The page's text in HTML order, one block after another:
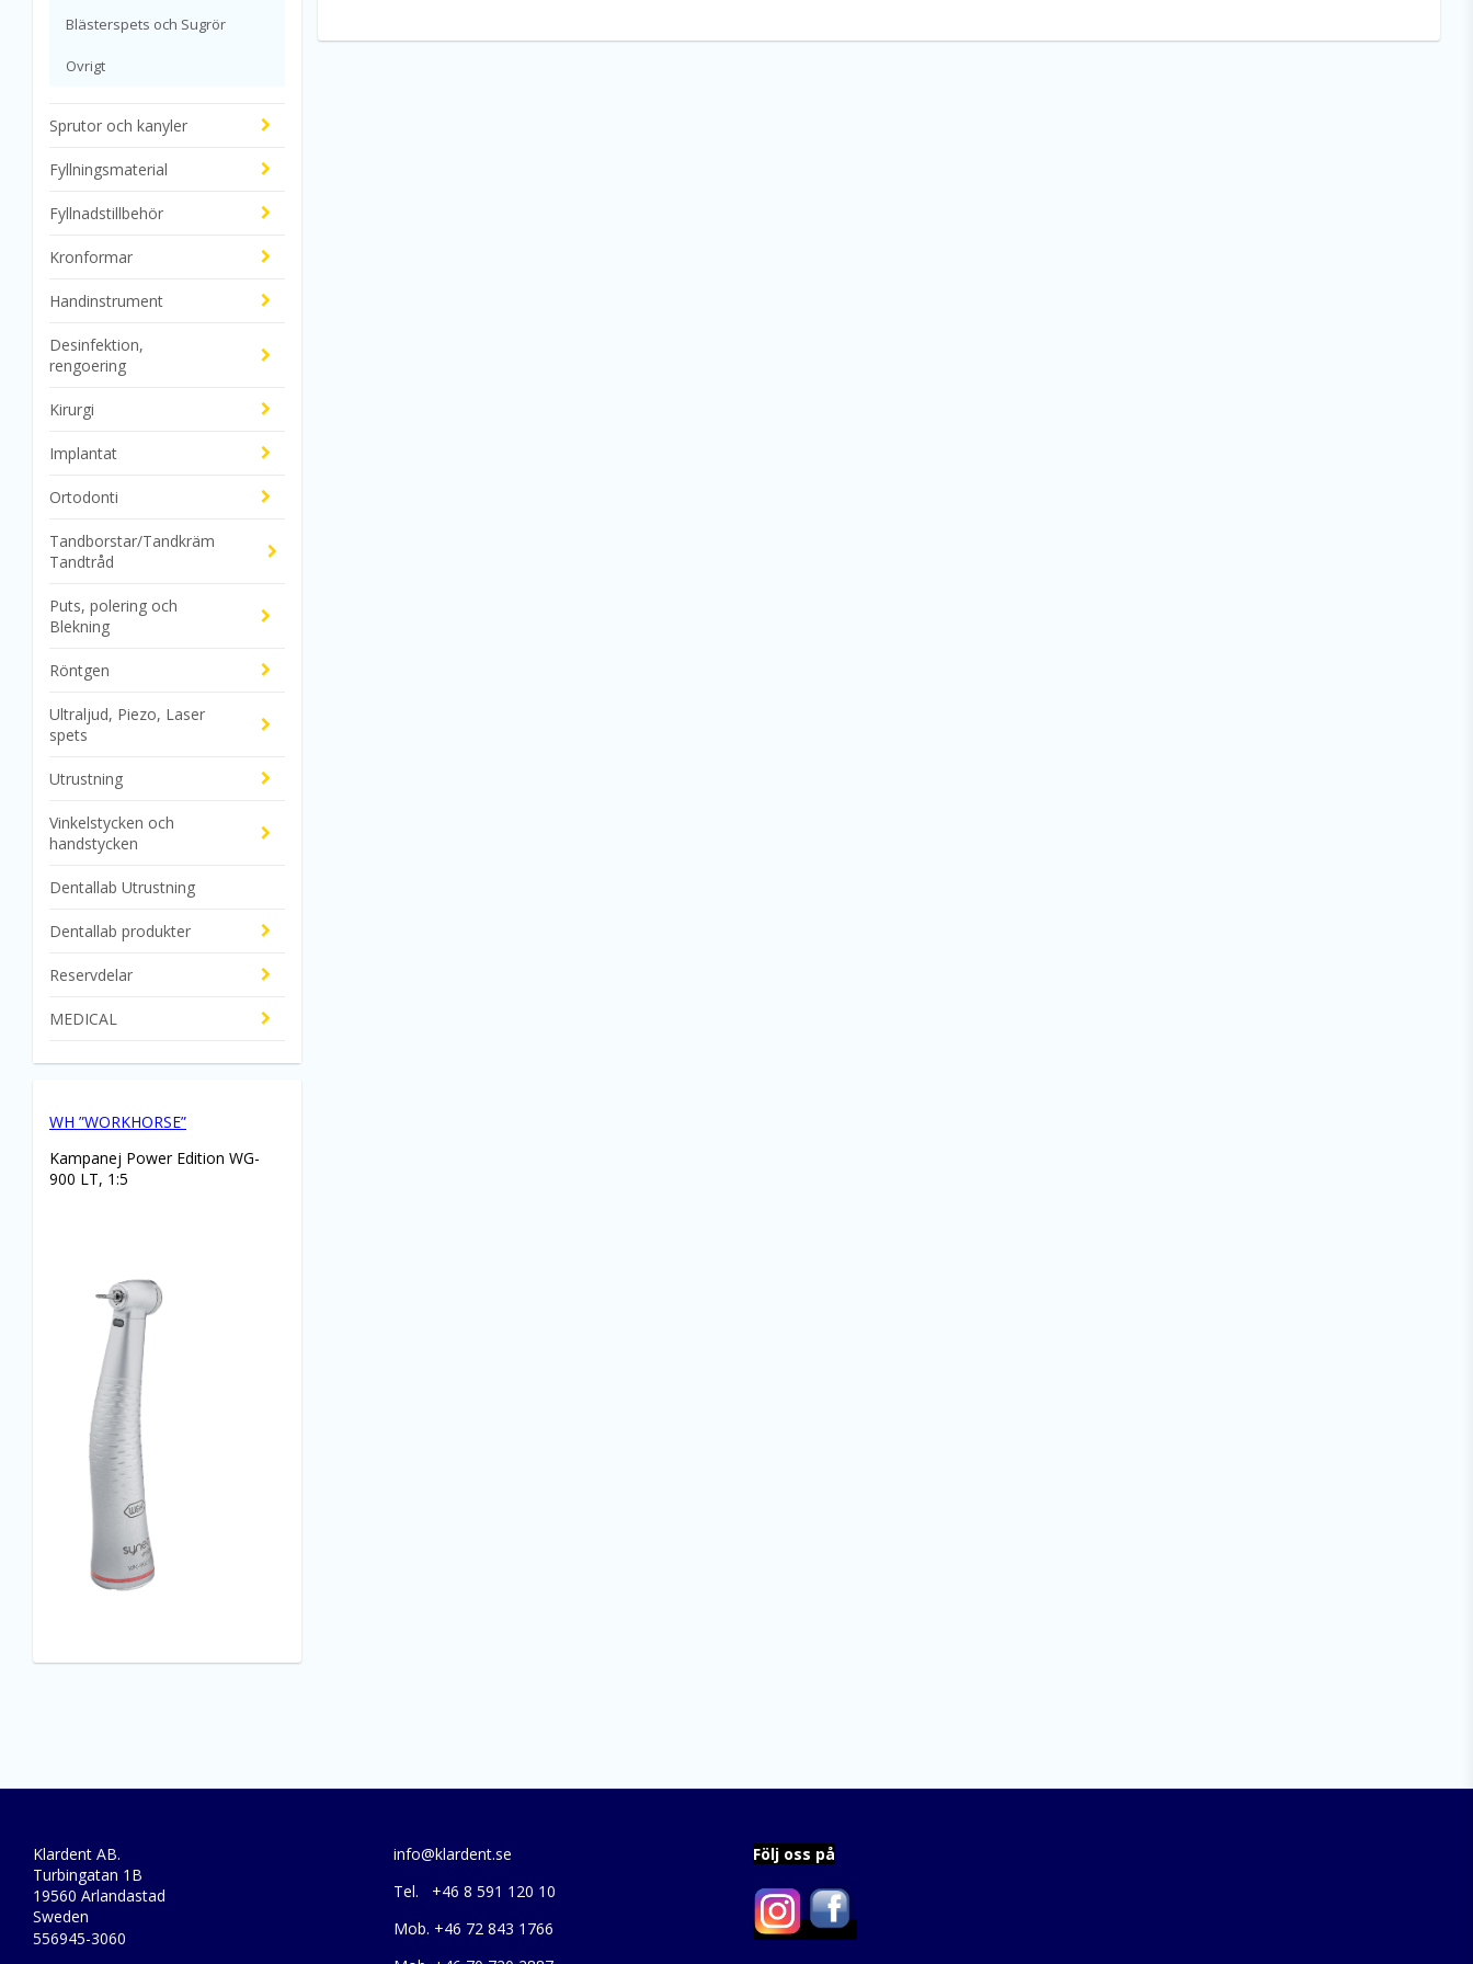
Blästerspets och Sugrör
Ovrigt
Sprutor och kanyler
Fyllningsmaterial
Fyllnadstillbehör
Kronformar
Handinstrument
Desinfektion,
rengoering
Kirurgi
Implantat
Ortodonti
Tandborstar/Tandkräm
Tandtråd
Puts, polering och
Blekning
Röntgen
Ultraljud, Piezo, Laser
spets
Utrustning
Vinkelstycken och
handstycken
Dentallab Utrustning
Dentallab produkter
Reservdelar
MEDICAL
WH ”WORKHORSE”
Kampanej Power Edition WG-
900 LT, 1:5
Klardent AB.
Turbingatan 1B
19560 Arlandastad
Sweden
556945-3060
info@klardent.se
Tel. +46 8 591 120 10
Mob. +46 72 843 1766
Följ oss på